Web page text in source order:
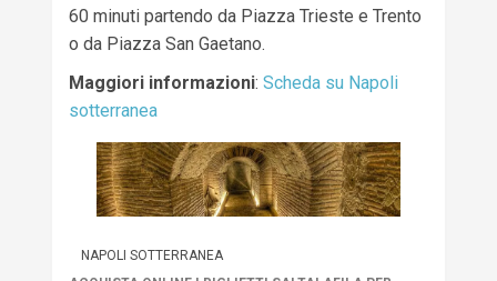
60 minuti partendo da Piazza Trieste e Trento
o da Piazza San Gaetano.
Maggiori informazioni: Scheda su Napoli
sotterranea
NAPOLI SOTTERRANEA